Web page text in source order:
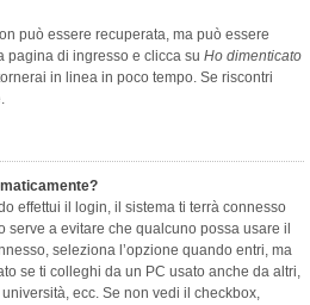
può essere recuperata, ma può essere
pagina di ingresso e clicca su Ho dimenticato
in linea in poco tempo. Se riscontri
effettui il login, il sistema ti terrà connesso
serve a evitare che qualcuno possa usare il
seleziona l’opzione quando entri, ma
se ti colleghi da un PC usato anche da altri,
ecc. Se non vedi il checkbox,